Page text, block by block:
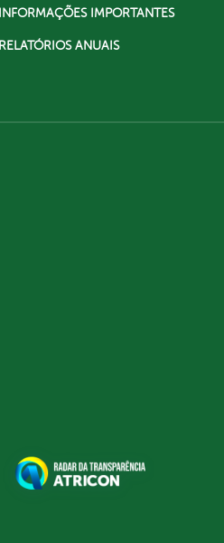
INFORMAÇÕES IMPORTANTES
RELATÓRIOS ANUAIS